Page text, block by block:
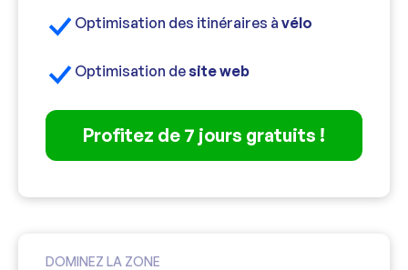
Optimisation des itinéraires à vélo
Optimisation desite web
Profitez de 7 jours gratuits !
DOMINEZ LA ZONE